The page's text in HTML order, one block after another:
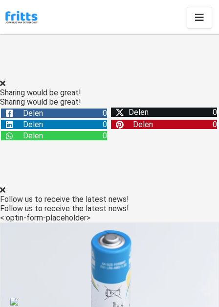
Sharing would be great!
Sharing would be great!
Delen
0 Delen
0
Delen
0 Delen
0
Delen
0
Follow us to receive the latest news!
Follow us to receive the latest news!
<:optin-form-placeholder>